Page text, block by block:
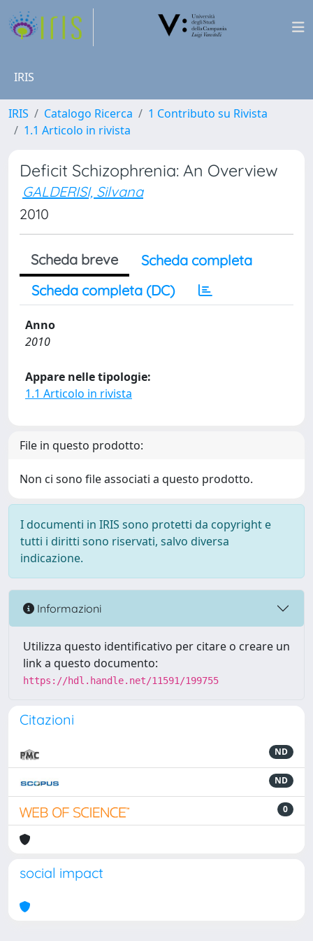
IRIS
IRIS Catalogo Ricerca
1 Contributo su Rivista
1.1 Articolo in rivista
Deficit Schizophrenia: An Overview
GALDERISI, Silvana
2010
Scheda breve
Scheda completa
Scheda completa (DC)
Anno
2010
Appare nelle tipologie:
1.1 Articolo in rivista
File in questo prodotto:
Non ci sono file associati a questo prodotto.
I documenti in IRIS sono protetti da copyright e
tutti i diritti sono riservati, salvo diversa
indicazione.
Informazioni
Utilizza questo identificativo per citare o creare un
link a questo documento:
https://hdl.handle.net/11591/199755
Citazioni
ND
ND
0
social impact